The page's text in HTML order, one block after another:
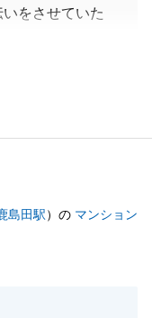
をさせていた
来ました。
産を購入出来たと
島田駅）の マンション